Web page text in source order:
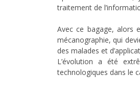
traitement de
Avec ce bagage, alors
mécanographie, qui
des malades et
L’évolution a été
technologiques dans le